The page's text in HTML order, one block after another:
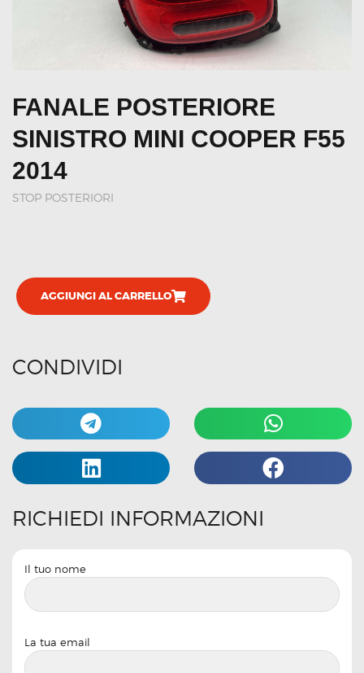
FANALE POSTERIORE
SINISTRO MINI COOPER F55
2014
STOP POSTERIORI
AGGIUNGI AL CARRELLO
CONDIVIDI
RICHIEDI INFORMAZIONI
Il tuo nome
La tua email